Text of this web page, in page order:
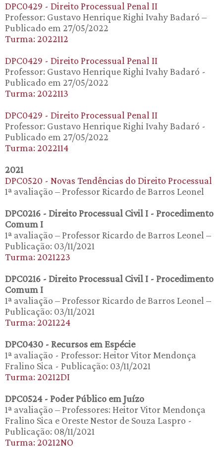
DPC0429 - Direito Processual Penal II
Professor: Gustavo Henrique Righi Ivahy Badaró –
Publicado em 27/05/2022
Turma: 2022112
DPC0429 - Direito Processual Penal II
Professor: Gustavo Henrique Righi Ivahy Badaró -
Publicado em 27/05/2022
Turma: 2022113
DPC0429 - Direito Processual Penal II
Professor: Gustavo Henrique Righi Ivahy Badaró -
Publicado em 27/05/2022
Turma: 2022114
2021
DPC0520 - Novas Tendências do Direito Processual
1ª avaliação – Professor Ricardo de Barros Leonel
DPC0216 - Direito Processual Civil I - Procedimento
Comum I
1ª avaliação – Professor Ricardo de Barros Leonel –
Publicação: 03/11/2021
Turma: 2021223
DPC0216 - Direito Processual Civil I - Procedimento
Comum I
1ª avaliação – Professor Ricardo de Barros Leonel –
Publicação: 03/11/2021
Turma: 2021224
DPC0430 - Recursos em Espécie
1ª avaliação - Professor: Heitor Vitor Mendonça
Fralino Sica - Publicação: 03/11/2021
Turma: 20212DI
DPC0524 - Poder Público em Juízo
1ª avaliação – Professores: Heitor Vitor Mendonça
Fralino Sica e Oreste Nestor de Souza Laspro -
Publicação: 08/11/2021
Turma: 20212NO